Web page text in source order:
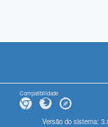
Compatibilidade
Versão do sistema: